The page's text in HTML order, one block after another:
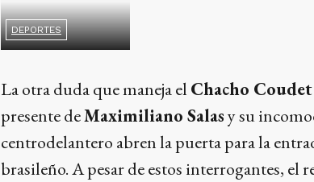
DEPORTES
La otra duda que maneja el Chacho Coudet
presente deMaximiliano Salasy su
centrodelantero abren la puerta para la
brasileño. A pesar de estos interrogantes, el